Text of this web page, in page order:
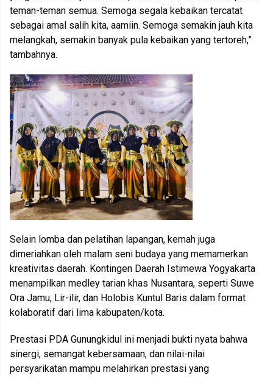
teman-teman semua. Semoga segala kebaikan tercatat
sebagai amal salih kita, aamiin. Semoga semakin jauh kita
melangkah, semakin banyak pula kebaikan yang tertoreh,”
tambahnya.
Selain lomba dan pelatihan lapangan, kemah juga
dimeriahkan oleh malam seni budaya yang memamerkan
kreativitas daerah. Kontingen Daerah Istimewa Yogyakarta
menampilkan medley tarian khas Nusantara, seperti Suwe
Ora Jamu, Lir-ilir, dan Holobis Kuntul Baris dalam format
kolaboratif dari lima kabupaten/kota.
Prestasi PDA Gunungkidul ini menjadi bukti nyata bahwa
sinergi, semangat kebersamaan, dan nilai-nilai
persyarikatan mampu melahirkan prestasi yang